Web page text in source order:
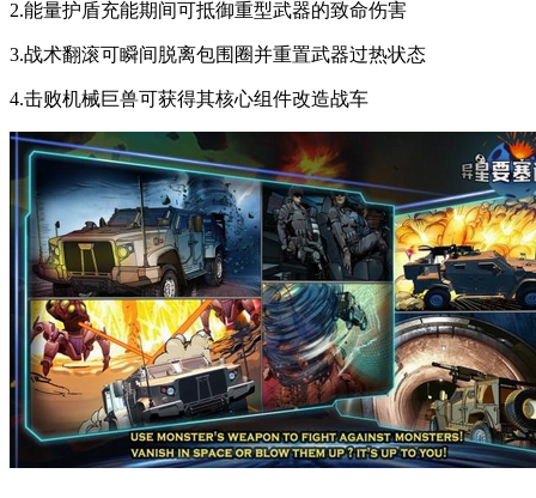
2.能量护盾充能期间可抵御重型武器的致命伤害
3.战术翻滚可瞬间脱离包围圈并重置武器过热状态
4.击败机械巨兽可获得其核心组件改造战车